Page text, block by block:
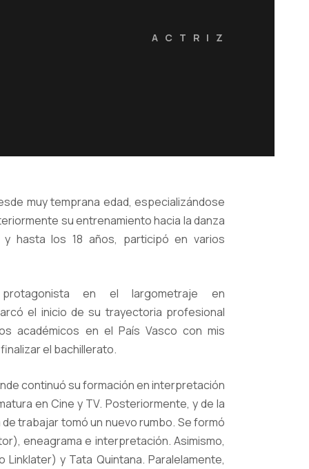
ACTRIZ
muy temprana edad, especializándose
su entrenamiento hacia la danza
hasta los 18 años, participó en varios
en el largometraje en
el inicio de su trayectoria profesional
académicos en el País Vasco con mis
el bachillerato.
continuó su formación en interpretación
en Cine y TV. Posteriormente, y de la
trabajar tomó un nuevo rumbo. Se formó
eneagrama e interpretación. Asimismo,
y Tata Quintana. Paralelamente,